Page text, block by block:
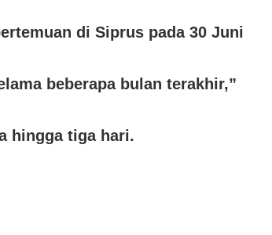
di Siprus pada 30 Juni
beberapa bulan terakhir,”
hingga tiga hari.